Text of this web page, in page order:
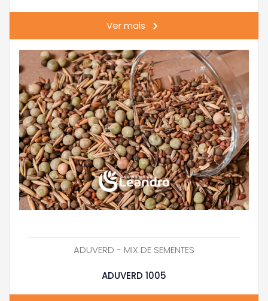
Ver mais
ADUVERD - MIX DE SEMENTES
ADUVERD 1005